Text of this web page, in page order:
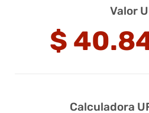
Valor
$
Calculadora